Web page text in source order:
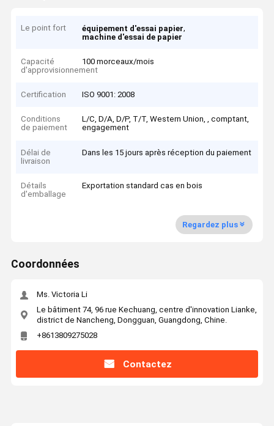
Le point fort équipement d'essai papier,
machine d'essai de papier
Capacité
d'approvisionnement
100 morceaux/mois
Certification ISO 9001: 2008
Conditions
de paiement
L/C, D/A, D/P, T/T, Western Union, , comptant,
engagement
Délai de
livraison
Dans les 15 jours après réception du paiement
Détails
d'emballage
Exportation standard cas en bois
Regardez plus
Coordonnées
Ms. Victoria Li
Le bâtiment 74, 96 rue Kechuang, centre d'innovation Lianke,
district de Nancheng, Dongguan, Guangdong, Chine.
+8613809275028
Contactez